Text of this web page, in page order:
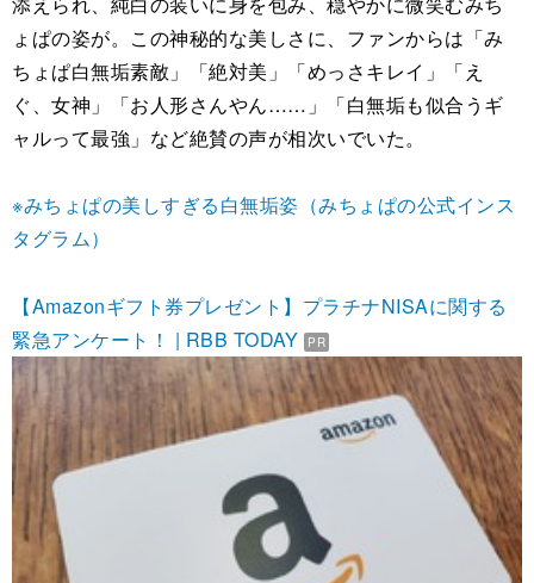
ょぱの姿が。この神秘的な美しさに、ファンからは「み
ちょぱ白無垢素敵」「絶対美」「めっさキレイ」「え
ぐ、女神」「お人形さんやん……」「白無垢も似合うギ
ャルって最強」など絶賛の声が相次いでいた。
※みちょぱの美しすぎる白無垢姿（みちょぱの公式インス
タグラム）
【Amazonギフト券プレゼント】プラチナNISAに関する
緊急アンケート！ | RBB TODAY
PR